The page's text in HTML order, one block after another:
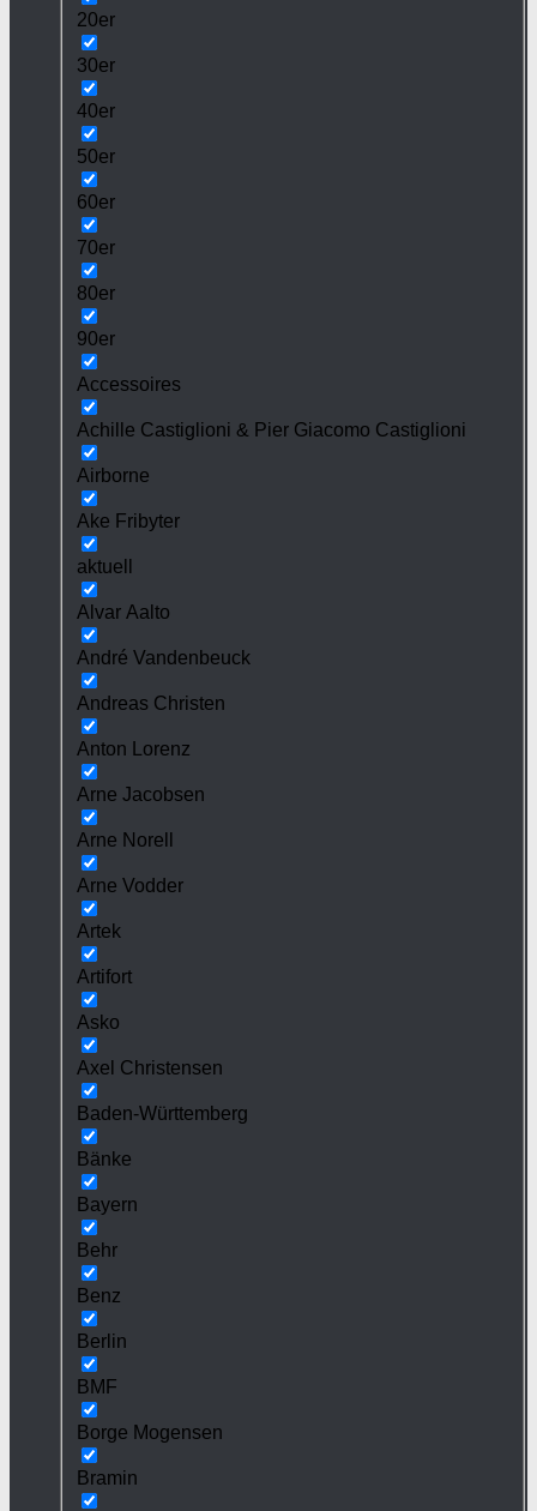
20er
30er
40er
50er
60er
70er
80er
90er
Accessoires
Achille Castiglioni & Pier Giacomo Castiglioni
Airborne
Ake Fribyter
aktuell
Alvar Aalto
André Vandenbeuck
Andreas Christen
Anton Lorenz
Arne Jacobsen
Arne Norell
Arne Vodder
Artek
Artifort
Asko
Axel Christensen
Baden-Württemberg
Bänke
Bayern
Behr
Benz
Berlin
BMF
Borge Mogensen
Bramin